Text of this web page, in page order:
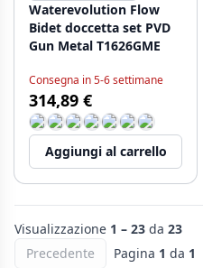
Waterevolution Flow
Bidet doccetta set PVD
Gun Metal T1626GME
Consegna in 5-6 settimane
314,89 €
Aggiungi al carrello
Visualizzazione 1 – 23 da 23
Precedente
Pagina 1 da 1